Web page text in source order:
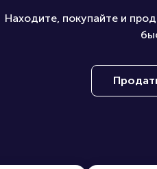
Находите, покупайте и